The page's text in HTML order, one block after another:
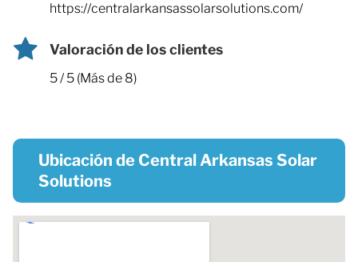
https://centralarkansassolarsolutions.com/
Valoración de los clientes
5 / 5 (Más de 8)
Ubicación de Central Arkansas Solar
Solutions